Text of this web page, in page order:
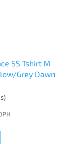
SS Tshirt M
Grey Dawn